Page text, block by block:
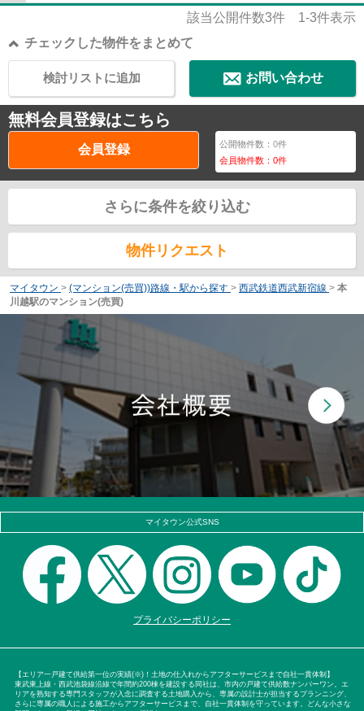
該当公開件数3件 1-3件表示
チェックした物件をまとめて
お問い合わせ
検討リストに追加
無料会員登録はこちら
会員登録 公開物件数：0件
会員物件数：0件
さらに条件を絞り込む
物件リクエスト
マイタウン > (マンション(売買))路線・駅から探す > 西武鉄道西武新宿線 > 本
川越駅のマンション(売買)
マイタウン公式SNS
プライバシーポリシー
【エリア一戸建て供給第一位の実績(※)！土地の仕入れからアフターサービスまで自社一貫体制】
東武東上線・西武池袋線沿線で年間約200棟を建設する同社は、市内の戸建て供給数ナンバーワン。エ
リアを熟知する専門スタッフが入念に調査する土地購入から、専属の設計士が担当するプランニング、
さらに専属の職人による施工からアフターサービスまで、自社一貫体制を守っています。どんな小さな